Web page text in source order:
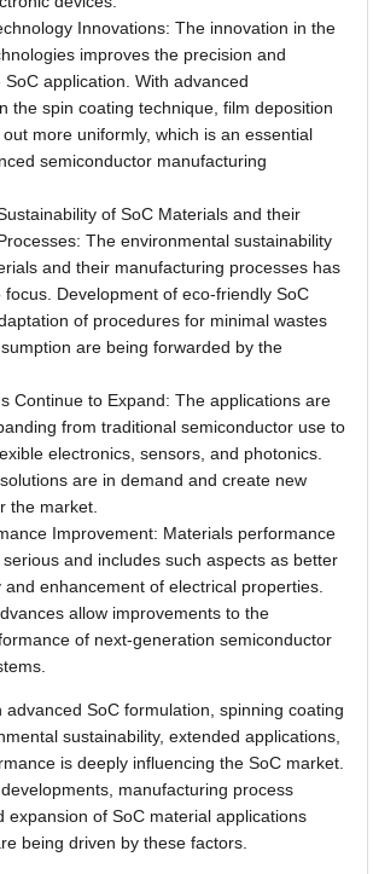
Innovations: The innovation in the
improves the precision and
application. With advanced
the spin coating technique, film deposition
more uniformly, which is an essential
semiconductor manufacturing
of SoC Materials and their
The environmental sustainability
and their manufacturing processes has
Development of eco-friendly SoC
of procedures for minimal wastes
are being forwarded by the
Continue to Expand: The applications are
from traditional semiconductor use to
electronics, sensors, and photonics.
are in demand and create new
the market.
Improvement: Materials performance
and includes such aspects as better
enhancement of electrical properties.
allow improvements to the
of next-generation semiconductor
advanced SoC formulation, spinning coating
sustainability, extended applications,
is deeply influencing the SoC market.
manufacturing process
expansion of SoC material applications
being driven by these factors.